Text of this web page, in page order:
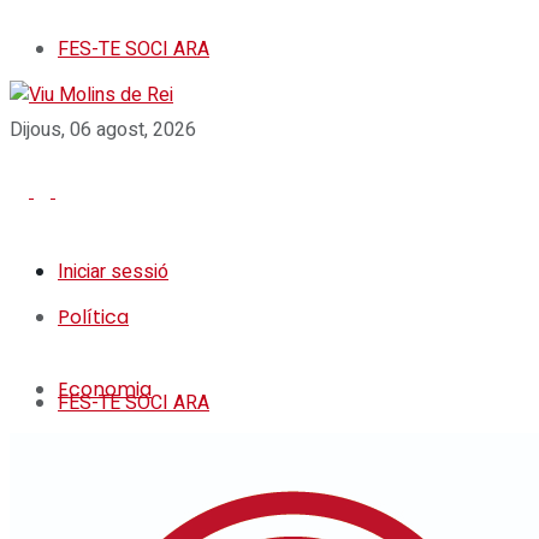
FES-TE SOCI ARA
Dijous, 06 agost, 2026
Iniciar sessió
Política
Economia
FES-TE SOCI ARA